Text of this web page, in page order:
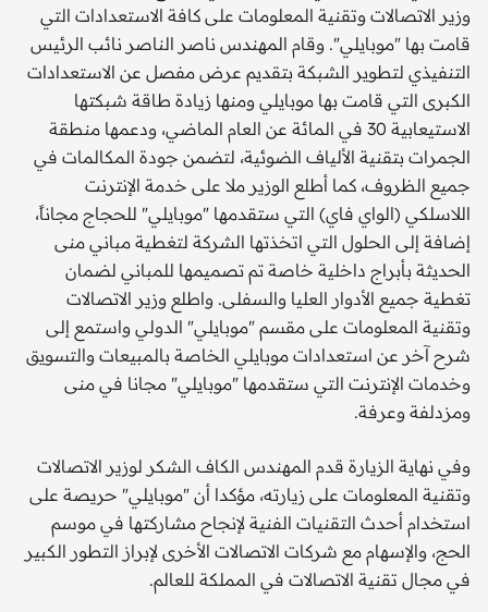
وزير الاتصالات وتقنية المعلومات على كافة الاستعدادات التي
قامت بها "موبايلي". وقام المهندس ناصر الناصر نائب الرئيس
التنفيذي لتطوير الشبكة بتقديم عرض مفصل عن الاستعدادات
الكبرى التي قامت بها موبايلي ومنها زيادة طاقة شبكتها
الاستيعابية 30 في المائة عن العام الماضي، ودعمها منطقة
الجمرات بتقنية الألياف الضوئية، لتضمن جودة المكالمات في
جميع الظروف، كما أطلع الوزير ملا على خدمة الإنترنت
اللاسلكي (الواي فاي) التي ستقدمها "موبايلي" للحجاج مجاناً،
إضافة إلى الحلول التي اتخذتها الشركة لتغطية مباني منى
الحديثة بأبراج داخلية خاصة تم تصميمها للمباني لضمان
تغطية جميع الأدوار العليا والسفلى. واطلع وزير الاتصالات
وتقنية المعلومات على مقسم "موبايلي" الدولي واستمع إلى
شرح آخر عن استعدادات موبايلي الخاصة بالمبيعات والتسويق
وخدمات الإنترنت التي ستقدمها "موبايلي" مجانا في منى
ومزدلفة وعرفة.
وفي نهاية الزيارة قدم المهندس الكاف الشكر لوزير الاتصالات
وتقنية المعلومات على زيارته، مؤكدا أن "موبايلي" حريصة على
استخدام أحدث التقنيات الفنية لإنجاح مشاركتها في موسم
الحج، والإسهام مع شركات الاتصالات الأخرى لإبراز التطور الكبير
في مجال تقنية الاتصالات في المملكة للعالم.